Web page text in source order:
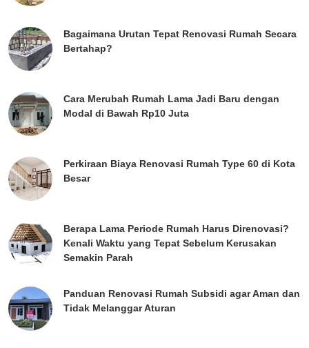
Bagaimana Urutan Tepat Renovasi Rumah Secara
Bertahap?
Cara Merubah Rumah Lama Jadi Baru dengan
Modal di Bawah Rp10 Juta
Perkiraan Biaya Renovasi Rumah Type 60 di Kota
Besar
Berapa Lama Periode Rumah Harus Direnovasi?
Kenali Waktu yang Tepat Sebelum Kerusakan
Semakin Parah
Panduan Renovasi Rumah Subsidi agar Aman dan
Tidak Melanggar Aturan